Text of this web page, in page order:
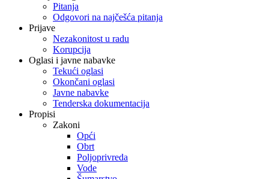
Pitanja
Odgovori na najčešća pitanja
Prijave
Nezakonitost u radu
Korupcija
Oglasi i javne nabavke
Tekući oglasi
Okončani oglasi
Javne nabavke
Tenderska dokumentacija
Propisi
Zakoni
Opći
Obrt
Poljoprivreda
Vode